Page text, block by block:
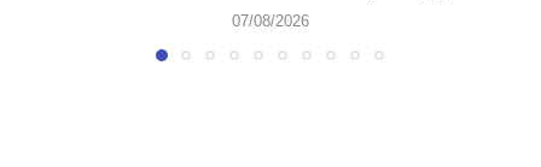
07/08/2026